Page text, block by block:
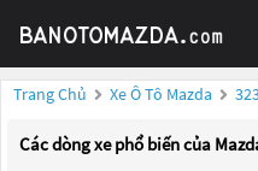
Trang Chủ Xe Ô Tô Mazda
Các dòng xe phổ biến của